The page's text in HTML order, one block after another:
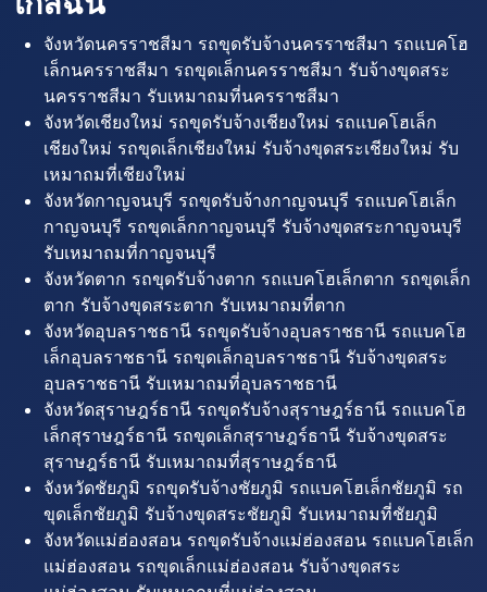
จังหวัดนครราชสีมา รถขุดรับจ้างนครราชสีมา รถแบคโฮ
เล็กนครราชสีมา รถขุดเล็กนครราชสีมา รับจ้างขุดสระ
นครราชสีมา รับเหมาถมที่นครราชสีมา
จังหวัดเชียงใหม่ รถขุดรับจ้างเชียงใหม่ รถแบคโฮเล็ก
เชียงใหม่ รถขุดเล็กเชียงใหม่ รับจ้างขุดสระเชียงใหม่ รับ
เหมาถมที่เชียงใหม่
จังหวัดกาญจนบุรี รถขุดรับจ้างกาญจนบุรี รถแบคโฮเล็ก
กาญจนบุรี รถขุดเล็กกาญจนบุรี รับจ้างขุดสระกาญจนบุรี
รับเหมาถมที่กาญจนบุรี
จังหวัดตาก รถขุดรับจ้างตาก รถแบคโฮเล็กตาก รถขุดเล็ก
ตาก รับจ้างขุดสระตาก รับเหมาถมที่ตาก
จังหวัดอุบลราชธานี รถขุดรับจ้างอุบลราชธานี รถแบคโฮ
เล็กอุบลราชธานี รถขุดเล็กอุบลราชธานี รับจ้างขุดสระ
อุบลราชธานี รับเหมาถมที่อุบลราชธานี
จังหวัดสุราษฎร์ธานี รถขุดรับจ้างสุราษฎร์ธานี รถแบคโฮ
เล็กสุราษฎร์ธานี รถขุดเล็กสุราษฎร์ธานี รับจ้างขุดสระ
สุราษฎร์ธานี รับเหมาถมที่สุราษฎร์ธานี
จังหวัดชัยภูมิ รถขุดรับจ้างชัยภูมิ รถแบคโฮเล็กชัยภูมิ รถ
ขุดเล็กชัยภูมิ รับจ้างขุดสระชัยภูมิ รับเหมาถมที่ชัยภูมิ
จังหวัดแม่ฮ่องสอน รถขุดรับจ้างแม่ฮ่องสอน รถแบคโฮเล็ก
แม่ฮ่องสอน รถขุดเล็กแม่ฮ่องสอน รับจ้างขุดสระ